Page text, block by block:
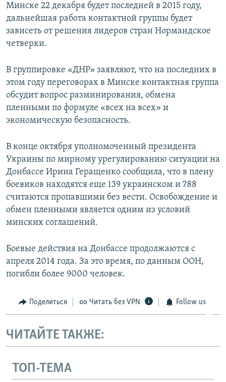
Минске 22 декабря будет последней в 2015 году,
дальнейшая работа контактной группы будет
зависеть от решения лидеров стран Нормандское
четверки.
В группировке «ДНР» заявляют, что на последних в
этом году переговорах в Минске контактная группа
обсудит вопрос разминирования, обмена
пленными по формуле «всех на всех» и
экономическую безопасность.
В конце октября уполномоченный президента
Украины по мирному урегулированию ситуации на
Донбассе Ирина Геращенко сообщила, что в плену
боевиков находятся еще 139 украинском и 788
считаются пропавшими без вести. Освобождение и
обмен пленными является одним из условий
минских соглашений.
Боевые действия на Донбассе продолжаются с
апреля 2014 года. За это время, по данным ООН,
погибли более 9000 человек.
Поделиться Читать без VPN Follow us
ЧИТАЙТЕ ТАКЖЕ:
ТОП-ТЕМА